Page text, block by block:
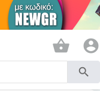
shopping_basket account_circle
search